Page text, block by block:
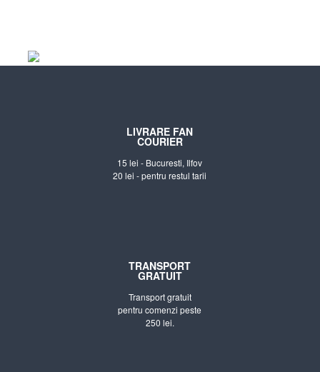
LIVRARE FAN
COURIER
15 lei - Bucuresti, Ilfov
20 lei - pentru restul tarii
TRANSPORT
GRATUIT
Transport gratuit
pentru comenzi peste
250 lei.